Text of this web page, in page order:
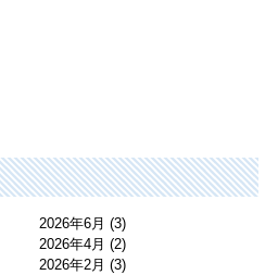
2026年6月 (3)
2026年4月 (2)
2026年2月 (3)